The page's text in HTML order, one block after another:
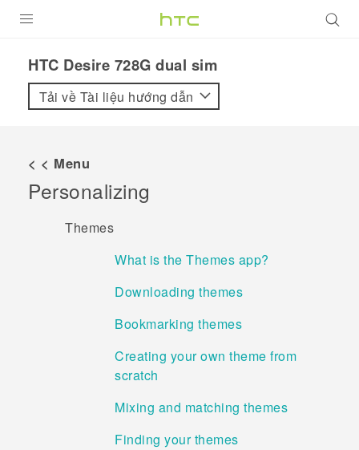
VIVE
VIVERSE
ỨNG DỤNG
HTC Desire 728G dual sim‎
Tải về Tài liệu hướng dẫn
< < Menu
Personalizing
Themes
What is the Themes app?
Downloading themes
Bookmarking themes
Creating your own theme from
scratch
Mixing and matching themes
Finding your themes